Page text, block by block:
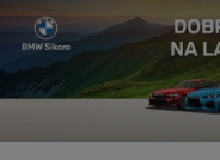
Przejdź
treści